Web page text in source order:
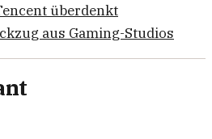
überdenkt
aus Gaming-Studios